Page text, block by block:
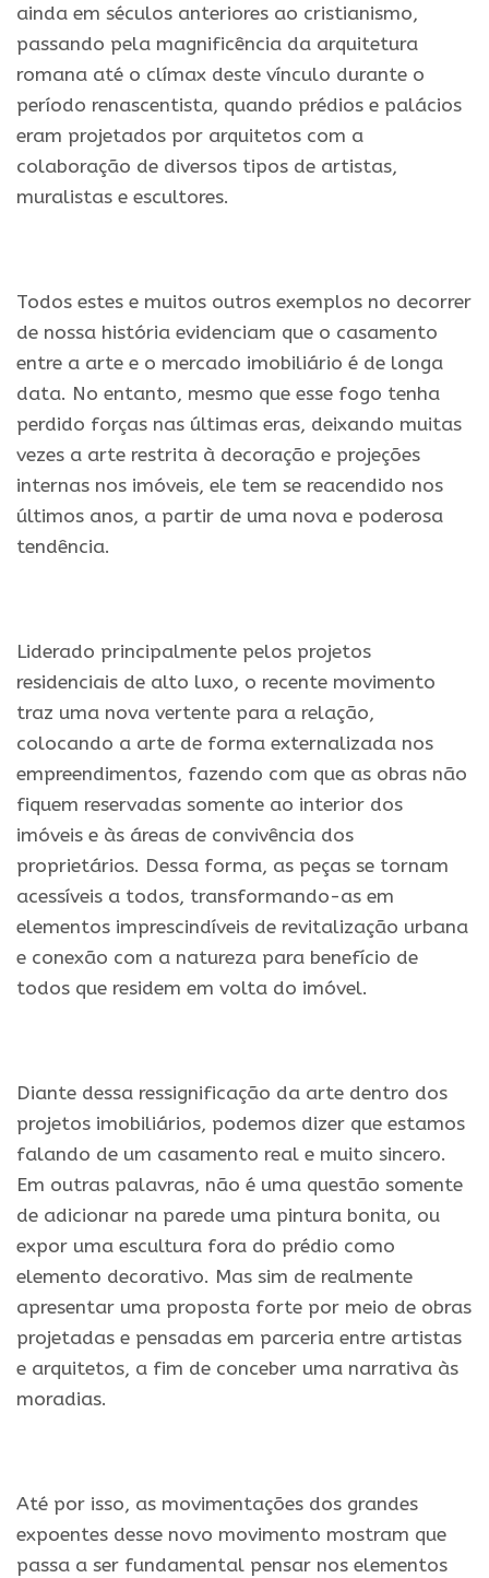
ainda em séculos anteriores ao cristianismo,
passando pela magnificência da arquitetura
romana até o clímax deste vínculo durante o
período renascentista, quando prédios e palácios
eram projetados por arquitetos com a
colaboração de diversos tipos de artistas,
muralistas e escultores.
Todos estes e muitos outros exemplos no decorrer
de nossa história evidenciam que o casamento
entre a arte e o mercado imobiliário é de longa
data. No entanto, mesmo que esse fogo tenha
perdido forças nas últimas eras, deixando muitas
vezes a arte restrita à decoração e projeções
internas nos imóveis, ele tem se reacendido nos
últimos anos, a partir de uma nova e poderosa
tendência.
Liderado principalmente pelos projetos
residenciais de alto luxo, o recente movimento
traz uma nova vertente para a relação,
colocando a arte de forma externalizada nos
empreendimentos, fazendo com que as obras não
fiquem reservadas somente ao interior dos
imóveis e às áreas de convivência dos
proprietários. Dessa forma, as peças se tornam
acessíveis a todos, transformando-as em
elementos imprescindíveis de revitalização urbana
e conexão com a natureza para benefício de
todos que residem em volta do imóvel.
Diante dessa ressignificação da arte dentro dos
projetos imobiliários, podemos dizer que estamos
falando de um casamento real e muito sincero.
Em outras palavras, não é uma questão somente
de adicionar na parede uma pintura bonita, ou
expor uma escultura fora do prédio como
elemento decorativo. Mas sim de realmente
apresentar uma proposta forte por meio de obras
projetadas e pensadas em parceria entre artistas
e arquitetos, a fim de conceber uma narrativa às
moradias.
Até por isso, as movimentações dos grandes
expoentes desse novo movimento mostram que
passa a ser fundamental pensar nos elementos